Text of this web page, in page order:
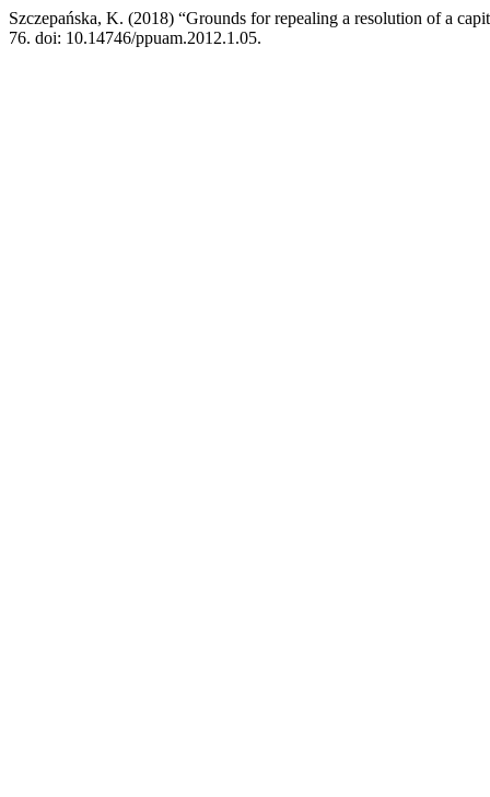
Szczepańska, K. (2018) “Grounds for repealing a resolution of a
76. doi: 10.14746/ppuam.2012.1.05.